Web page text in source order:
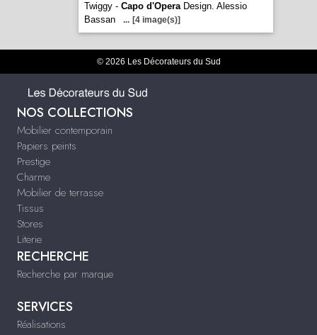
Twiggy - Capo d'OperaDesign. Alessio
Bassan
... [4 image(s)]
© 2026 Les Décorateurs du Sud
NOS COLLECTIONS
Mobilier contemporain
Papiers peints
Prestige
Charme
Mobilier de terrasse
Tissus
Stores
Literie
RECHERCHE
Recherche par marque
SERVICES
Réalisations